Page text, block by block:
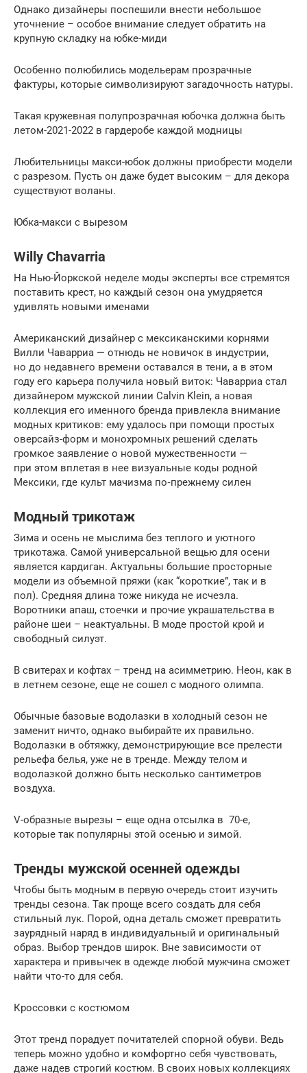
Однако дизайнеры поспешили внести небольшое
уточнение – особое внимание следует обратить на
крупную складку на юбке-миди
Особенно полюбились модельерам прозрачные
фактуры, которые символизируют загадочность натуры.
Такая кружевная полупрозрачная юбочка должна быть
летом-2021-2022 в гардеробе каждой модницы
Любительницы макси-юбок должны приобрести модели
с разрезом. Пусть он даже будет высоким – для декора
существуют воланы.
Юбка-макси с вырезом
Willy Chavarria
На Нью-Йоркской неделе моды эксперты все стремятся
поставить крест, но каждый сезон она умудряется
удивлять новыми именами
Американский дизайнер с мексиканскими корнями
Вилли Чаварриа — отнюдь не новичок в индустрии,
но до недавнего времени оставался в тени, а в этом
году его карьера получила новый виток: Чаварриа стал
дизайнером мужской линии Calvin Klein, а новая
коллекция его именного бренда привлекла внимание
модных критиков: ему удалось при помощи простых
оверсайз-форм и монохромных решений сделать
громкое заявление о новой мужественности —
при этом вплетая в нее визуальные коды родной
Мексики, где культ мачизма по‑прежнему силен
Модный трикотаж
Зима и осень не мыслима без теплого и уютного
трикотажа. Самой универсальной вещью для осени
является кардиган. Актуальны большие просторные
модели из объемной пряжи (как “короткие”, так и в
пол). Средняя длина тоже никуда не исчезла.
Воротники апаш, стоечки и прочие украшательства в
районе шеи – неактуальны. В моде простой крой и
свободный силуэт.
В свитерах и кофтах – тренд на асимметрию. Неон, как в
в летнем сезоне, еще не сошел с модного олимпа.
Обычные базовые водолазки в холодный сезон не
заменит ничто, однако выбирайте их правильно.
Водолазки в обтяжку, демонстрирующие все прелести
рельефа белья, уже не в тренде. Между телом и
водолазкой должно быть несколько сантиметров
воздуха.
V-образные вырезы – еще одна отсылка в 70-е,
которые так популярны этой осенью и зимой.
Тренды мужской осенней одежды
Чтобы быть модным в первую очередь стоит изучить
тренды сезона. Так проще всего создать для себя
стильный лук. Порой, одна деталь сможет превратить
заурядный наряд в индивидуальный и оригинальный
образ. Выбор трендов широк. Вне зависимости от
характера и привычек в одежде любой мужчина сможет
найти что-то для себя.
Кроссовки с костюмом
Этот тренд порадует почитателей спорной обуви. Ведь
теперь можно удобно и комфортно себя чувствовать,
даже надев строгий костюм. В своих новых коллекциях